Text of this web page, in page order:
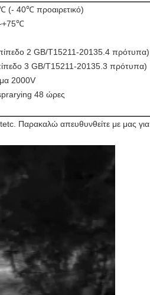
(- 40℃ προαιρετικό)
2 GB/T15211-20135.4 πρότυπα)
3 GB/T15211-20135.3 πρότυπα)
2000V
48 ώρες
Παρακαλώ απευθυνθείτε με μας για